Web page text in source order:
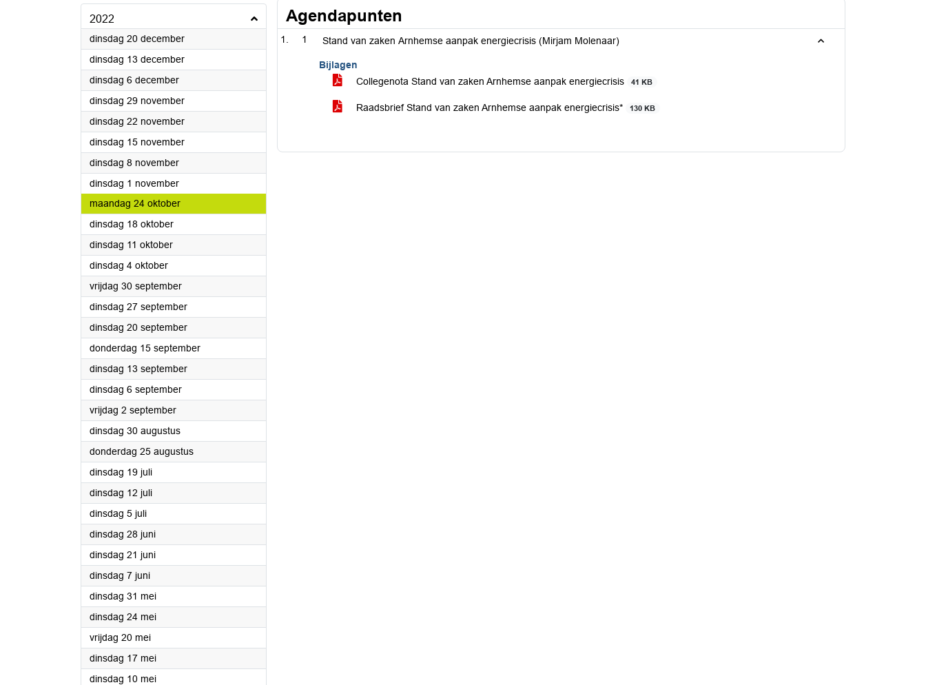
2022
dinsdag 20 december2022
dinsdag 13 december2022
dinsdag 6 december2022
dinsdag 29 november2022
dinsdag 22 november2022
dinsdag 15 november2022
dinsdag 8 november2022
dinsdag 1 november2022
maandag 24 oktober2022
dinsdag 18 oktober2022
dinsdag 11 oktober2022
dinsdag 4 oktober2022
vrijdag 30 september2022
dinsdag 27 september2022
dinsdag 20 september2022
donderdag 15 september2022
dinsdag 13 september2022
dinsdag 6 september2022
vrijdag 2 september2022
dinsdag 30 augustus2022
donderdag 25 augustus2022
dinsdag 19 juli2022
dinsdag 12 juli2022
dinsdag 5 juli2022
dinsdag 28 juni2022
dinsdag 21 juni2022
dinsdag 7 juni2022
dinsdag 31 mei2022
dinsdag 24 mei2022
vrijdag 20 mei2022
dinsdag 17 mei2022
dinsdag 10 mei2022
Agendapunten
1 Stand van zaken Arnhemse aanpak energiecrisis (Mirjam Molenaar)
Bijlagen
Collegenota Stand van zaken Arnhemse aanpak energiecrisis
41 KB
Raadsbrief Stand van zaken Arnhemse aanpak energiecrisis* 130 KB